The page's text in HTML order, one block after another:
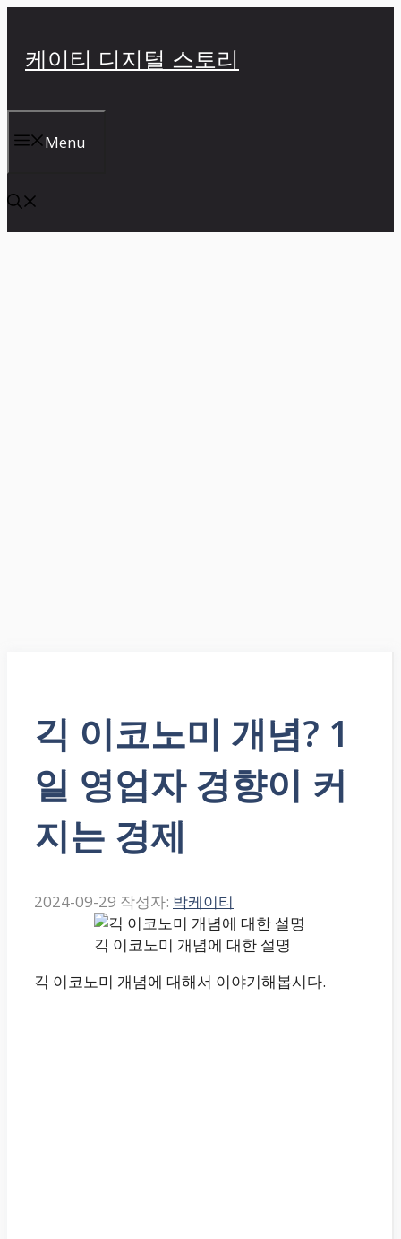
뛰
기
케이티 디지털 스토리
Menu
긱 이코노미 개념? 1
일 영업자 경향이 커
지는 경제
2024-09-29 작성자: 박케이티
긱 이코노미 개념에 대한 설명
긱 이코노미 개념에 대해서 이야기해봅시다.